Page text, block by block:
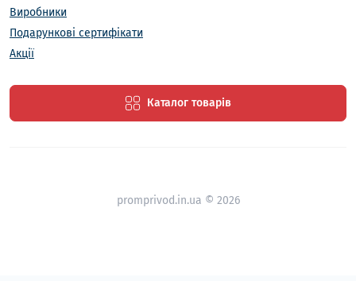
Виробники
Подарункові сертифікати
Акції
Каталог товарів
promprivod.in.ua © 2026